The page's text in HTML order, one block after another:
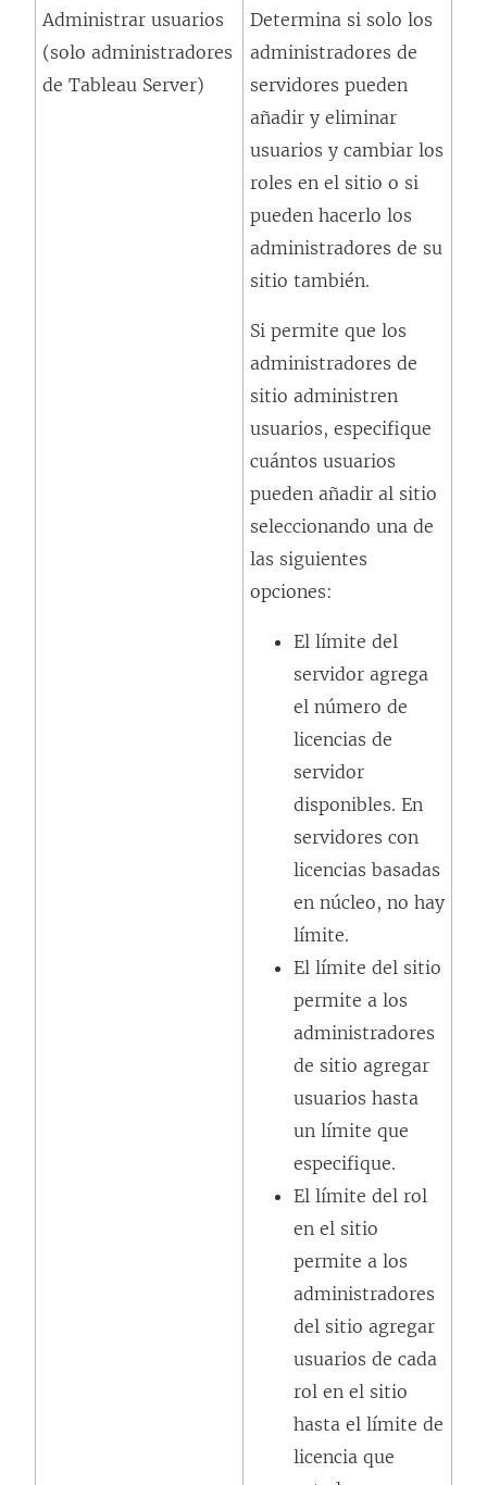
e
n
l
a
c
e
s
e
a
v
n
a
n
a
n
u
e
v
a
)
Administrar usuarios
(solo administradores
de Tableau Server)
Determina si solo los
administradores de
servidores pueden
añadir y eliminar
usuarios y cambiar los
roles en el sitio o si
pueden hacerlo los
administradores de su
sitio también.
Si permite que los
administradores de
sitio administren
usuarios, especifique
cuántos usuarios
pueden añadir al sitio
seleccionando una de
las siguientes
opciones:
El límite del
servidor agrega
el número de
licencias de
servidor
disponibles. En
servidores con
licencias basadas
en núcleo, no hay
límite.
El límite del sitio
permite a los
administradores
de sitio agregar
usuarios hasta
un límite que
especifique.
El límite del rol
en el sitio
permite a los
administradores
del sitio agregar
usuarios de cada
rol en el sitio
hasta el límite de
licencia que